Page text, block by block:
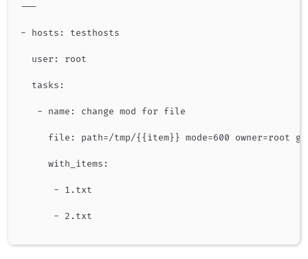
---
- hosts: testhosts
  user: root
  tasks:
   - name: change mod for file
file: path=/tmp/{{item}} mode=600 owner=root
     with_items:
      - 1.txt
      - 2.txt